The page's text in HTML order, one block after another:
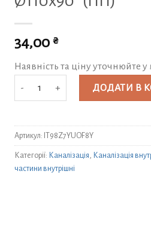
34,00 ₴
Наявність та ціну уточнюйте
Коліно каналізаційне Ø110х90° (ПП)
ДОДАТИ В
Артикул: IT98Z7YUOF8Y
Категорії: Каналізація, Каналізація
частини внутрішні